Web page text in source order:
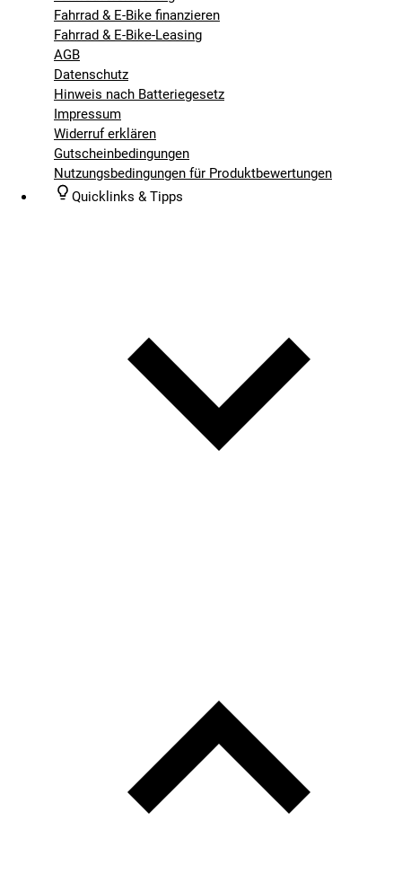
Fahrrad & E-Bike finanzieren
Fahrrad & E-Bike-Leasing
AGB
Datenschutz
Hinweis nach Batteriegesetz
Impressum
Widerruf erklären
Gutscheinbedingungen
Nutzungsbedingungen für Produktbewertungen
Quicklinks & Tipps